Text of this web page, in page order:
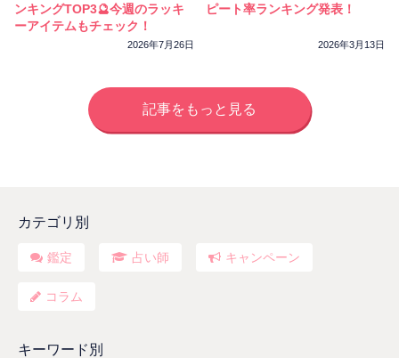
ンキングTOP3🔮今週のラッキ
ーアイテムもチェック！
2026年7月26日
ピート率ランキング発表！
2026年3月13日
記事をもっと見る
カテゴリ別
鑑定 占い師 キャンペーン
コラム
キーワード別